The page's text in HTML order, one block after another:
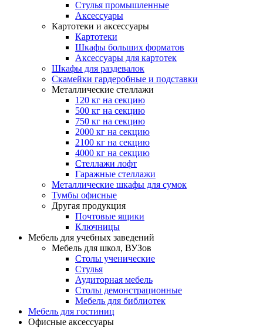
Стулья промышленные
Аксессуары
Картотеки и аксессуары
Картотеки
Шкафы больших форматов
Аксессуары для картотек
Шкафы для раздевалок
Скамейки гардеробные и подставки
Металлические стеллажи
120 кг на секцию
500 кг на секцию
750 кг на секцию
2000 кг на секцию
2100 кг на секцию
4000 кг на секцию
Стеллажи лофт
Гаражные стеллажи
Металлические шкафы для сумок
Тумбы офисные
Другая продукция
Почтовые ящики
Ключницы
Мебель для учебных заведений
Мебель для школ, ВУЗов
Столы ученические
Стулья
Аудиторная мебель
Столы демонстрационные
Мебель для библиотек
Мебель для гостиниц
Офисные аксессуары